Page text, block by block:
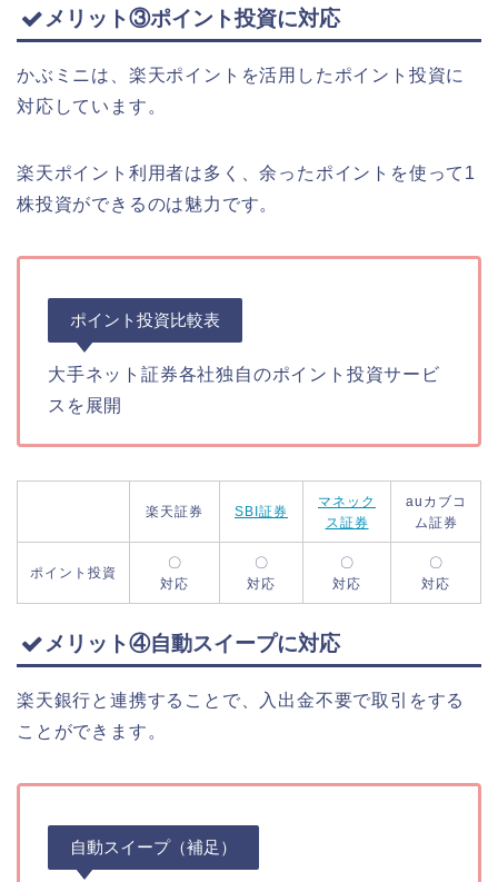
メリット③ポイント投資に対応
かぶミニは、楽天ポイントを活用したポイント投資に
対応しています。
楽天ポイント利用者は多く、余ったポイントを使って1
株投資ができるのは魅力です。
ポイント投資比較表
大手ネット証券各社独自のポイント投資サービ
スを展開
楽天証券 SBI証券
マネック
ス証券
auカブコ
ム証券
ポイント投資
〇
対応
〇
対応
〇
対応
〇
対応
メリット④自動スイープに対応
楽天銀行と連携することで、入出金不要で取引をする
ことができます。
自動スイープ（補足）